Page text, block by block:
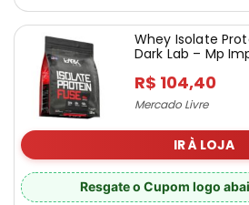
Whey Isolate
Dark Lab – Mp
R$ 104,40
Mercado Livre
IR À LOJA
Resgate o Cupom logo